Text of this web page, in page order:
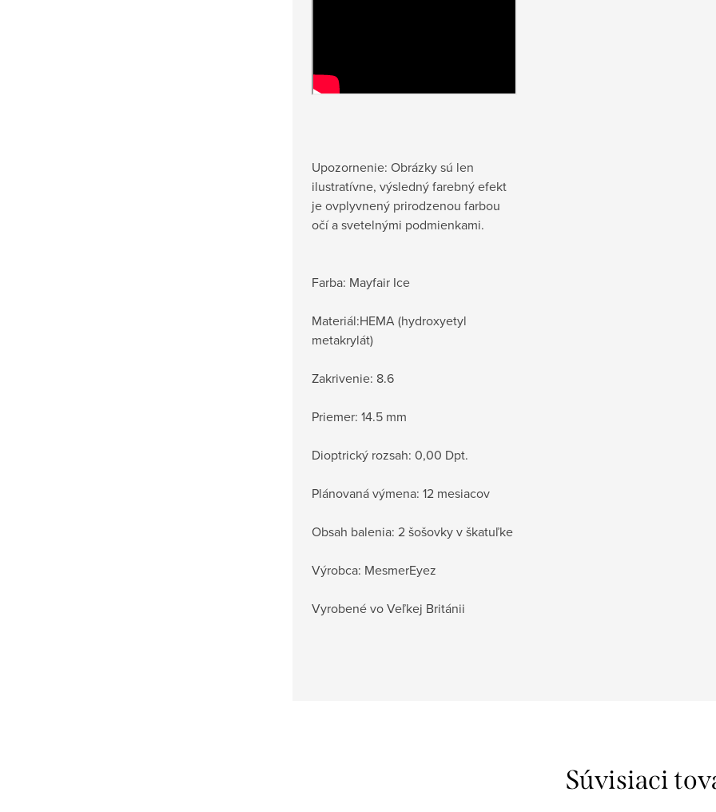
Upozornenie: Obrázky sú len
ilustratívne, výsledný farebný efekt
je ovplyvnený prirodzenou farbou
očí a svetelnými podmienkami.
Farba: Mayfair Ice
Materiál:HEMA (hydroxyetyl
metakrylát)
Zakrivenie: 8.6
Priemer: 14.5 mm
Dioptrický rozsah: 0,00 Dpt.
Plánovaná výmena: 12 mesiacov
Obsah balenia: 2 šošovky v škatuľke
Výrobca: MesmerEyez
Vyrobené vo Veľkej Británii
Súvisiaci